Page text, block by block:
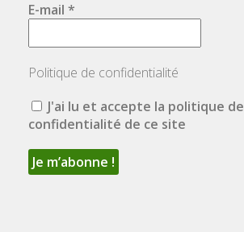
E-mail *
Politique de confidentialité
J'ai lu et accepte la politique de
confidentialité de ce site